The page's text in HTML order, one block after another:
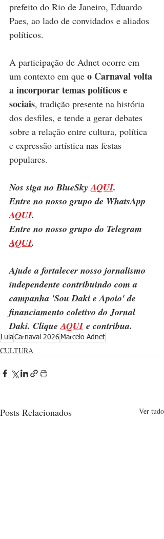
prefeito do Rio de Janeiro, Eduardo
Paes, ao lado de convidados e aliados
políticos.
A participação de Adnet ocorre em
um contexto em que o Carnaval volta
a incorporar temas políticos e
sociais, tradição presente na história
dos desfiles, e tende a gerar debates
sobre a relação entre cultura, política
e expressão artística nas festas
populares.
Nos siga no BlueSky AQUI.
Entre no nosso grupo de WhatsApp
AQUI.
Entre no nosso grupo do Telegram
AQUI.
Ajude a fortalecer nosso jornalismo
independente contribuindo com a
campanha 'Sou Daki e Apoio' de
financiamento coletivo do Jornal
Daki. Clique AQUI e contribua.
LulaCarnaval 2026 Marcelo Adnet
CULTURA
Posts Relacionados Ver tudo